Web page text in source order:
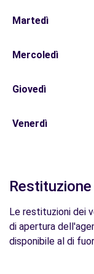
Martedì
Mercoledì
Giovedì
Venerdì
Le restituzioni dei
di apertura
disponibile al di